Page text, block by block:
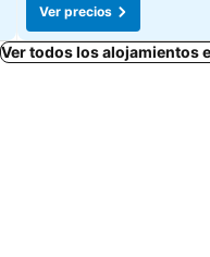
Ver precios
Ver todos los alojamientos